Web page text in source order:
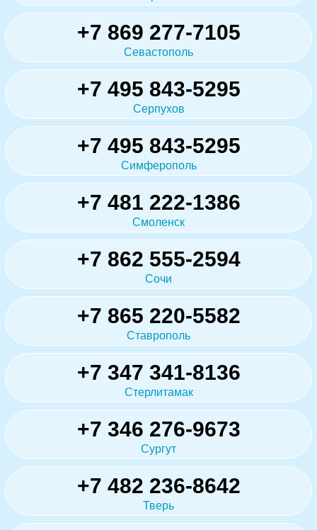
+7 869 277-7105
Севастополь
+7 495 843-5295
Серпухов
+7 495 843-5295
Симферополь
+7 481 222-1386
Смоленск
+7 862 555-2594
Сочи
+7 865 220-5582
Ставрополь
+7 347 341-8136
Стерлитамак
+7 346 276-9673
Сургут
+7 482 236-8642
Тверь